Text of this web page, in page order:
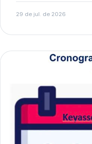
29 de jul. de 2026